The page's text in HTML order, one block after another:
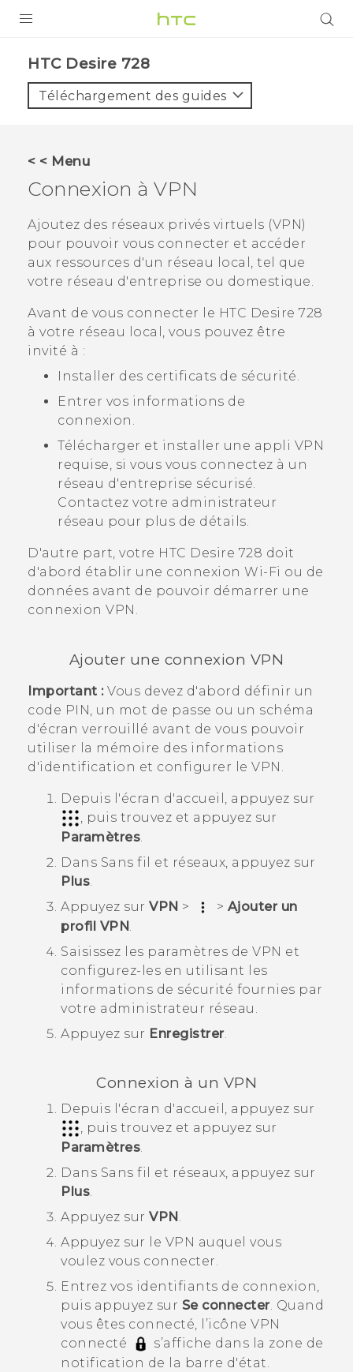
VIVE
ASSISTANCE
Appareils HTC & Accessoires
Connexion
HTC Desire 728‎
Téléchargement des guides
< < Menu
Connexion à VPN
Ajoutez des réseaux privés virtuels (VPN)
pour pouvoir vous connecter et accéder
aux ressources d'un réseau local, tel que
votre réseau d'entreprise ou domestique.
Avant de vous connecter le HTC Desire 728
à votre réseau local, vous pouvez être
invité à :
Installer des certificats de sécurité.
Entrer vos informations de
connexion.
Télécharger et installer une appli VPN
requise, si vous vous connectez à un
réseau d'entreprise sécurisé.
Contactez votre administrateur
réseau pour plus de détails.
D'autre part, votre HTC Desire 728 doit
d'abord établir une connexion Wi‍-Fi ou de
données avant de pouvoir démarrer une
connexion VPN.
Ajouter une connexion VPN
Important :Vous devez d'abord définir un
code PIN, un mot de passe ou un schéma
d'écran verrouillé avant de vous pouvoir
utiliser la mémoire des informations
d'identification et configurer le VPN.
Depuis l'écran d'accueil
, appuyez sur
, puis trouvez et appuyez sur
Paramètres.
Dans Sans fil et réseaux, appuyez sur
Plus.
Appuyez sur VPN > > Ajouter un
profil VPN.
Saisissez les paramètres de VPN et
configurez-les en utilisant les
informations de sécurité fournies par
votre administrateur réseau.
Appuyez sur Enregistrer.
Connexion à un VPN
Depuis l'écran d'accueil
, appuyez sur
, puis trouvez et appuyez sur
Paramètres
Dans Sans fil et réseaux , appuyez sur
Plus
Appuyez sur VPN
Appuyez sur le VPN auquel vous
voulez vous connecter.
Entrez vos identifiants de connexion,
puis appuyez sur Se connecter. Quand
vous êtes connecté, l’icône VPN
connecté
s’affiche dans la zone de
notification de la barre d'état.